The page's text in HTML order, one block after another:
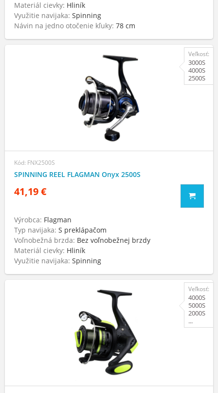
Materiál cievky: Hliník
Využitie navijaka: Spinning
Návin na jedno otočenie kľuky: 78 cm
Kód: FNX2500S
SPINNING REEL FLAGMAN Onyx 2500S
41,19 €
Výrobca: Flagman
Typ navijaka: S preklápačom
Voľnobežná brzda: Bez voľnobežnej brzdy
Materiál cievky: Hliník
Využitie navijaka: Spinning
Veľkosť:
3000S
4000S
2500S
Veľkosť:
4000S
5000S
2000S
...